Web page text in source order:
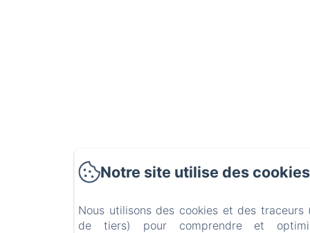
Notre site utilise des cookies
Nous utilisons des cookies et des traceurs
de tiers) pour comprendre et